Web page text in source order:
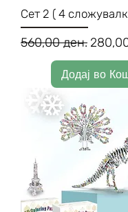
Сет 2 ( 4
Regular Price
560,00 ден. Sale
Додај во